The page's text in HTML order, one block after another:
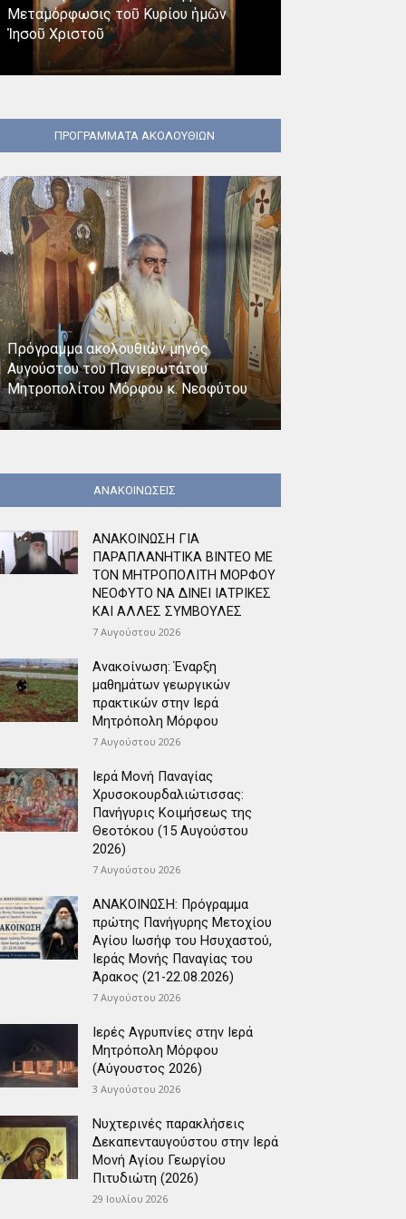
Μεταμόρφωσις τοῦ Κυρίου ἡμῶν
Ἰησοῦ Χριστοῦ
ΠΡΟΓΡΑΜΜΑΤΑ ΑΚΟΛΟΥΘΙΩΝ
Πρόγραμμα ακολουθιών μηνός
Αυγούστου του Πανιερωτάτου
Μητροπολίτου Μόρφου κ. Νεοφύτου
ΑΝΑΚΟΙΝΩΣΕΙΣ
ΑΝΑΚΟΙΝΩΣΗ ΓΙΑ
ΠΑΡΑΠΛΑΝΗΤΙΚΑ ΒΙΝΤΕΟ ΜΕ
ΤΟΝ ΜΗΤΡΟΠΟΛΙΤΗ ΜΟΡΦΟΥ
ΝΕΟΦΥΤΟ ΝΑ ΔΙΝΕΙ ΙΑΤΡΙΚΕΣ
ΚΑΙ ΑΛΛΕΣ ΣΥΜΒΟΥΛΕΣ
7 Αυγούστου 2026
Ανακοίνωση: Έναρξη
μαθημάτων γεωργικών
πρακτικών στην Ιερά
Μητρόπολη Μόρφου
7 Αυγούστου 2026
Ιερά Μονή Παναγίας
Χρυσοκουρδαλιώτισσας:
Πανήγυρις Κοιμήσεως της
Θεοτόκου (15 Αυγούστου
2026)
7 Αυγούστου 2026
ΑΝΑΚΟΙΝΩΣΗ: Πρόγραμμα
πρώτης Πανήγυρης Μετοχίου
Αγίου Ιωσήφ του Ησυχαστού,
Ιεράς Μονής Παναγίας του
Άρακος (21-22.08.2026)
7 Αυγούστου 2026
Ιερές Αγρυπνίες στην Ιερά
Μητρόπολη Μόρφου
(Αύγουστος 2026)
3 Αυγούστου 2026
Νυχτερινές παρακλήσεις
Δεκαπενταυγούστου στην Ιερά
Μονή Αγίου Γεωργίου
Πιτυδιώτη (2026)
29 Ιουλίου 2026